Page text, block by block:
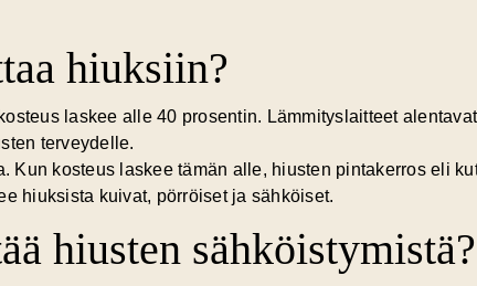
hiuksiin?
laskee alle 40 prosentin. Lämmityslaitteetalentavat
terveydelle.
kosteus laskee tämän alle, hiusten pintakerros eli
hiuksista kuivat, pörröiset ja sähköiset.
hiusten sähköistymistä?